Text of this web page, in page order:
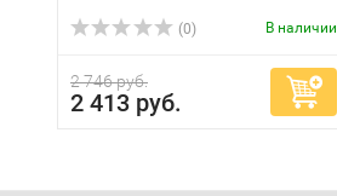
(0) В наличии
2 746 руб.
2 413 руб.